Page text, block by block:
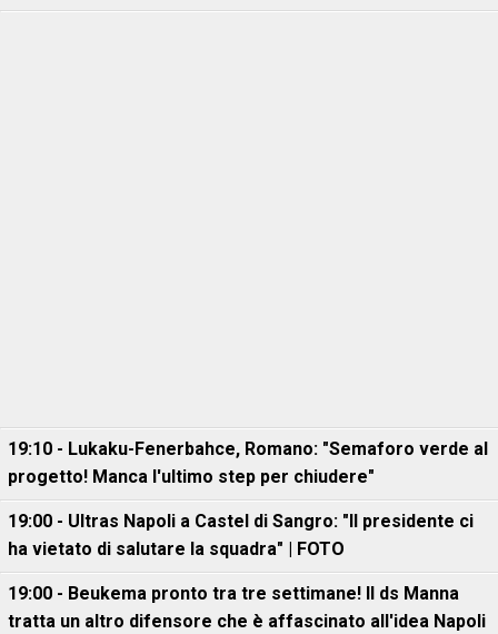
19:10 - Lukaku-Fenerbahce, Romano: "Semaforo verde al
progetto! Manca l'ultimo step per chiudere"
19:00 - Ultras Napoli a Castel di Sangro: "Il presidente ci
ha vietato di salutare la squadra" | FOTO
19:00 - Beukema pronto tra tre settimane! Il ds Manna
tratta un altro difensore che è affascinato all'idea Napoli